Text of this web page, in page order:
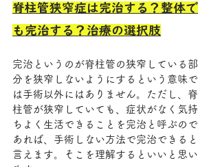
脊柱管狭窄症は完治する？整体で
も完治する？治療の選択肢
完治というのが脊柱管の狭窄している部
分を狭窄しないようにするという意味で
は手術以外にはありません。ただし、脊
柱管が狭窄していても、症状がなく気持
ちよく生活できることを完治と呼ぶので
あれば、手術しない方法で完治できると
言えます。そこを理解するといいと思い